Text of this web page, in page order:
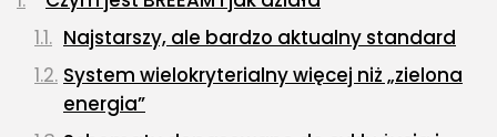
Najstarszy, ale bardzo aktualny standard
System wielokryterialny więcej niż „zielona
energia”